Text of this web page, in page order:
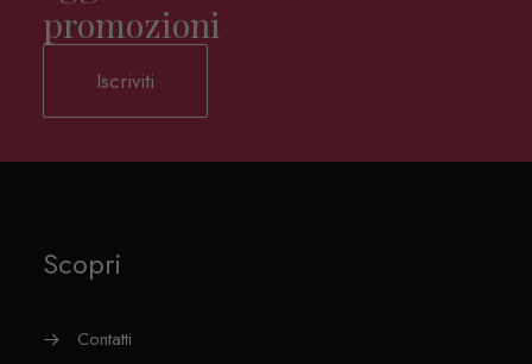
promozioni
Iscriviti
Scopri
Contatti